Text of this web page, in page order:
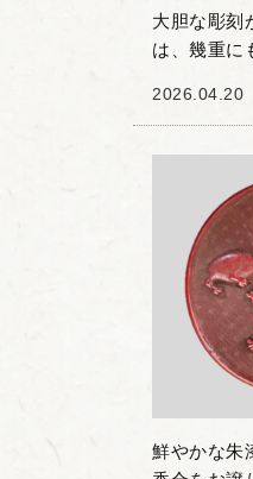
大胆な彫刻
は、幾重に
と黒漆を用
2026.04.20
鮮やかな朱